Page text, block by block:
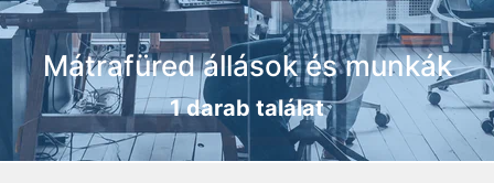
Mátrafüred állások és munkák
1 darab találat